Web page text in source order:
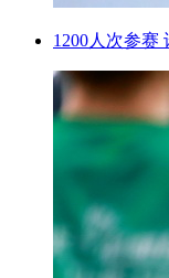
1200人次参赛